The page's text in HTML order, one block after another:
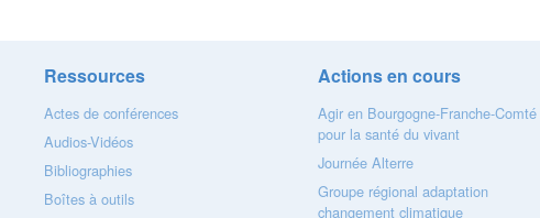
Ressources
Actes de conférences
Audios-Vidéos
Bibliographies
Boîtes à outils
Actions en cours
Agir en Bourgogne-Franche-Comté
pour la santé du vivant
Journée Alterre
Groupe régional adaptation
changement climatique